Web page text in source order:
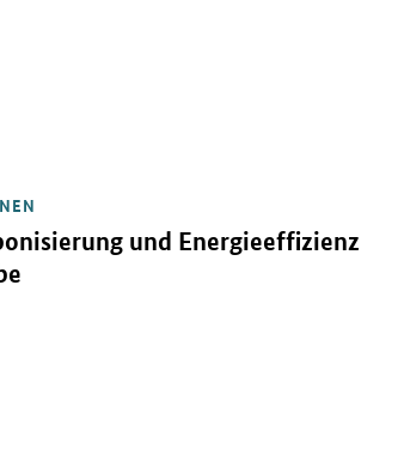
und Energieeffizienz
und Gewerbe" in neuem Fenster.